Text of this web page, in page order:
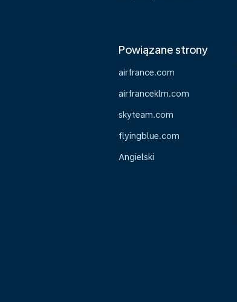
Powiązane strony
airfrance.com
airfranceklm.com
skyteam.com
flyingblue.com
Angielski